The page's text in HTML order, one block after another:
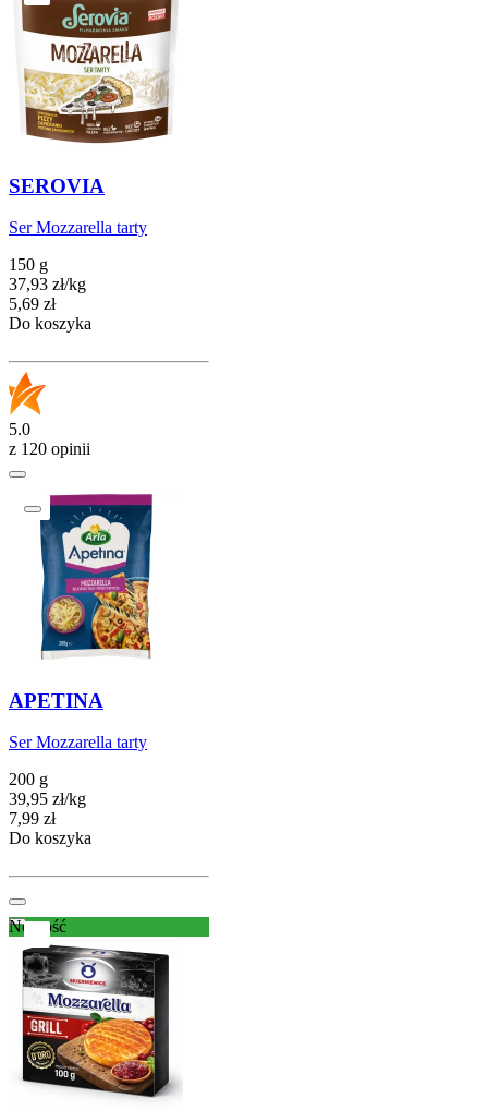
SEROVIA
Ser Mozzarella tarty
150 g
37,93 zł/kg
Cena
5,69 zł
Do koszyka
5.0
z 120 opinii
APETINA
Ser Mozzarella tarty
200 g
39,95 zł/kg
Cena
7,99 zł
Do koszyka
Nowość